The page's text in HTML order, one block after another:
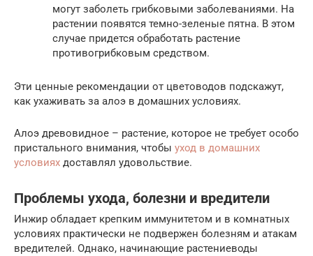
могут заболеть грибковыми заболеваниями. На
растении появятся темно-зеленые пятна. В этом
случае придется обработать растение
противогрибковым средством.
Эти ценные рекомендации от цветоводов подскажут,
как ухаживать за алоэ в домашних условиях.
Алоэ древовидное – растение, которое не требует особо
пристального внимания, чтобы уход в домашних
условиях доставлял удовольствие.
Проблемы ухода, болезни и вредители
Инжир обладает крепким иммунитетом и в комнатных
условиях практически не подвержен болезням и атакам
вредителей. Однако, начинающие растениеводы